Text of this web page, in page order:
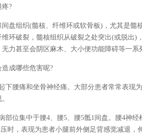
?
盘组织(髓核、纤维环或软骨板)，尤其是髓
环破裂，髓核组织从破裂之处突出(或脱出)
力甚至会阴区麻木、大小便功能障碍等一系
成哪些危害呢?
下腰痛和坐骨神经痛。大部分患者常常表现
部位集中于腰4、腰5、腰5骶1间盘。腰4神
时，表现为患者小腿前外侧足背感觉减退，